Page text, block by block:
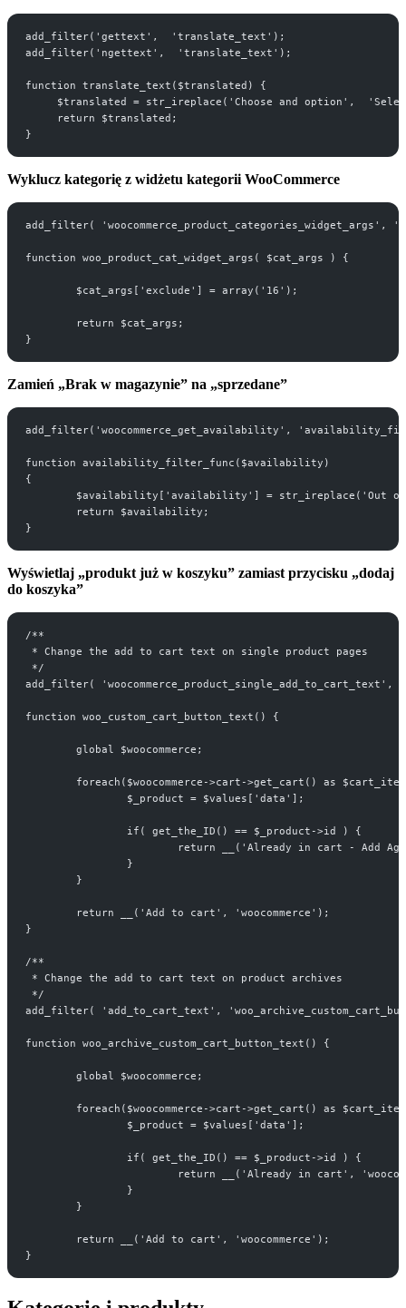
add_filter('gettext',  'translate_text');
add_filter('ngettext',  'translate_text');
function translate_text($translated) {
$translated = str_ireplace('Choose and option',
     return $translated;
}
Wyklucz kategorię z widżetu kategorii WooCommerce
add_filter( 'woocommerce_product_categories_widget_args',
function woo_product_cat_widget_args( $cat_args ) {
	$cat_args['exclude'] = array('16');
	return $cat_args;
}
Zamień „Brak w magazynie” na „sprzedane”
add_filter('woocommerce_get_availability',
function availability_filter_func($availability)
{
$availability['availability'] = str_ireplace('Out
	return $availability;
}
Wyświetlaj „produkt już w koszyku” zamiast przycisku „dodaj
do koszyka”
/**
* Change the add to cart text on single product pages
*/
add_filter( 'woocommerce_product_single_add_to_cart_text',
function woo_custom_cart_button_text() {
	global $woocommerce;
foreach($woocommerce->cart->get_cart() as
		$_product = $values['data'];
		if( get_the_ID() == $_product->id ) {
return __('Already in cart - Add
		}
	}
	return __('Add to cart', 'woocommerce');
}
/**
* Change the add to cart text on product archives
*/
add_filter( 'add_to_cart_text',
function woo_archive_custom_cart_button_text() {
	global $woocommerce;
foreach($woocommerce->cart->get_cart() as
		$_product = $values['data'];
		if( get_the_ID() == $_product->id ) {
return __('Already in cart',
		}
	}
	return __('Add to cart', 'woocommerce');
}